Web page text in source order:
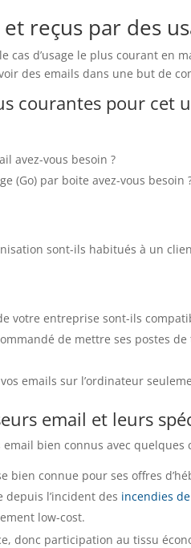
reçus par des
cas d’usage le plus courant en
des emails dans une but de
courantes pour cet
avez-vous besoin ?
(Go) par boite avez-vous besoin
sont-ils habitués à un
votre entreprise sont-ils
de mettre ses postes
emails sur l’ordinateur
email et leurs
bien connus avec quelques
bien connue pour ses offres
depuis l’incident des incendies
low-cost.
donc participation au tissu